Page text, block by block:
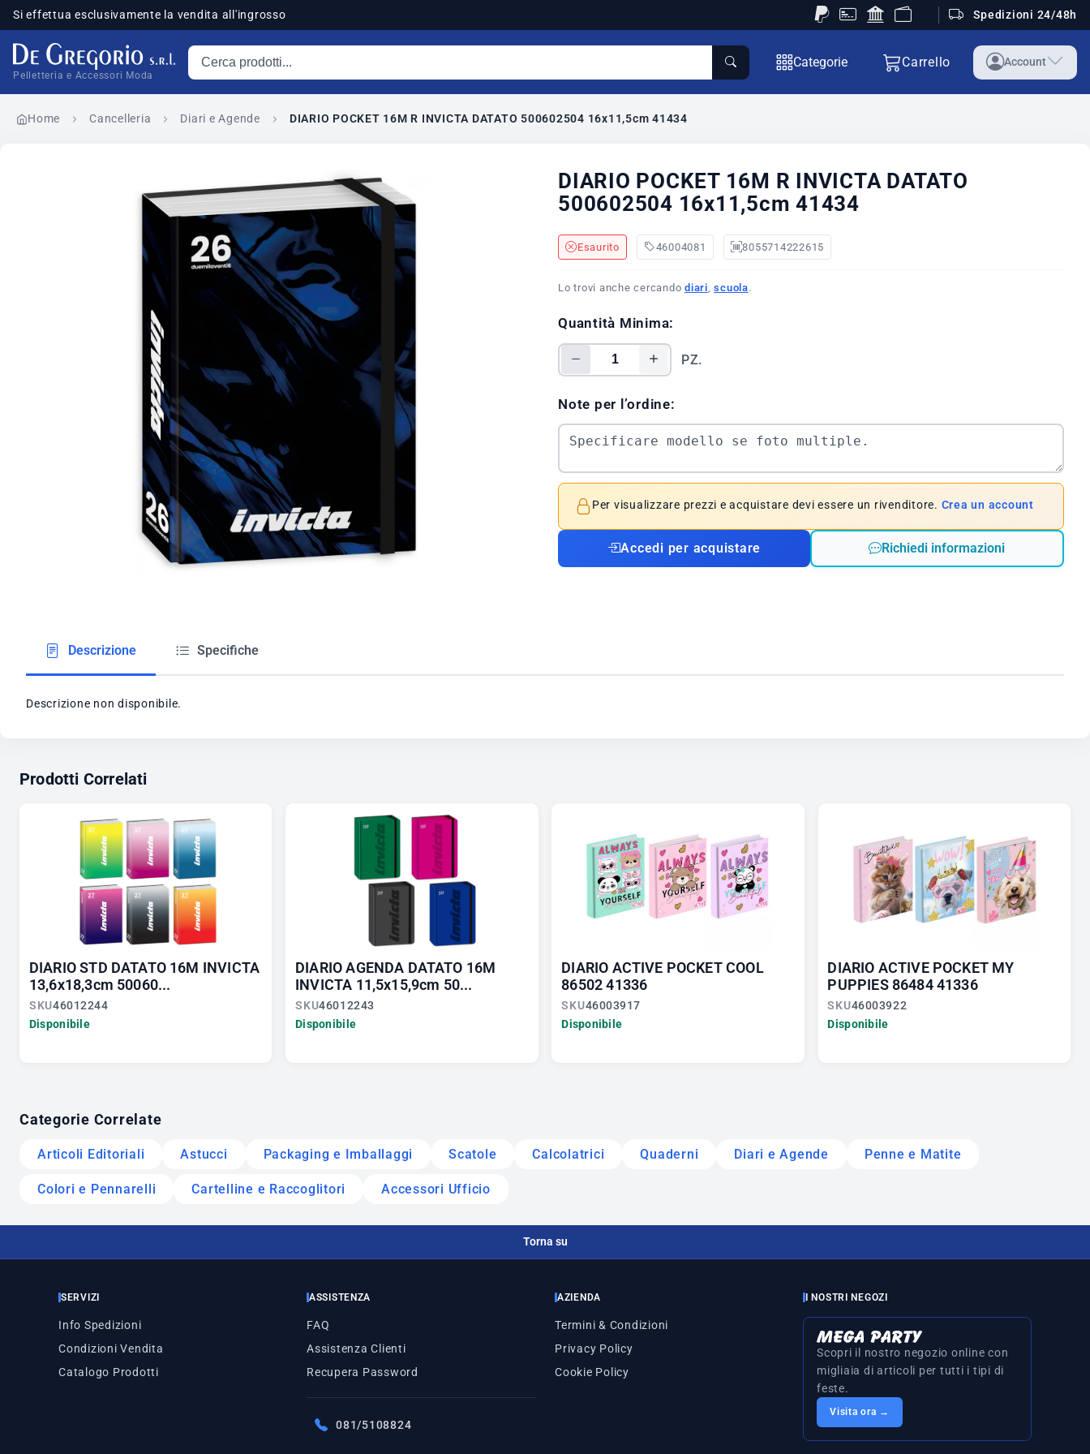
Si effettua esclusivamente la vendita all'ingrosso Spedizioni 24/48h
Pelletteria e Accessori Moda
Cerca prodotti
Categorie Carrello Account
Home Cancelleria Diari e Agende DIARIO POCKET 16M R INVICTA DATATO 500602504 16x11,5cm 41434
DIARIO POCKET 16M R INVICTA DATATO
500602504 16x11,5cm 41434
Esaurito 46004081 8055714222615
Lo trovi anche cercando diari ,scuola.
Quantità Minima:
PZ.
Note per l’ordine:
Per visualizzare prezzi e acquistare devi essere un rivenditore. Crea un account
Accedi per acquistare Richiedi informazioni
Descrizione Specifiche
Descrizione non disponibile.
Prodotti Correlati
DIARIO STD DATATO 16M INVICTA
13,6x18,3cm 50060...
SKU46012244
Disponibile
DIARIO AGENDA DATATO 16M
INVICTA 11,5x15,9cm 50...
SKU46012243
Disponibile
DIARIO ACTIVE POCKET COOL
86502 41336
SKU46003917
Disponibile
DIARIO ACTIVE POCKET MY
PUPPIES 86484 41336
SKU46003922
Disponibile
Categorie Correlate
Articoli Editoriali Astucci Packaging e Imballaggi Scatole Calcolatrici Quaderni Diari e Agende Penne e Matite
Colori e Pennarelli Cartelline e Raccoglitori Accessori Ufficio
Torna su
SERVIZI
Info Spedizioni
Condizioni Vendita
Catalogo Prodotti
ASSISTENZA
FAQ
Assistenza Clienti
Recupera Password
081/5108824
AZIENDA
Termini & Condizioni
Privacy Policy
Cookie Policy
I NOSTRI NEGOZI
Scopri il nostro negozio online con
migliaia di articoli per tutti i tipi di
feste.
Visita ora →